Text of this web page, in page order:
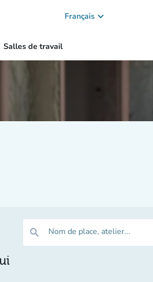
Français keyboard_arrow_down
Salles de travail
search Nom de place, atelier...